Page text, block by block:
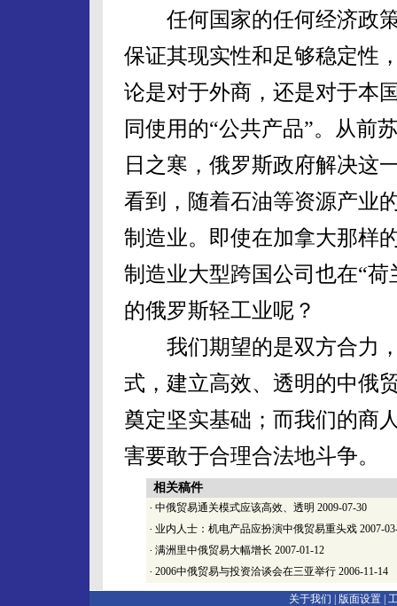
任何国家的任何经济政策
保证其现实性和足够稳定性
论是对于外商，还是对于本
同使用的“公共产品”。从前
日之寒，俄罗斯政府解决这
看到，随着石油等资源产业
制造业。即使在加拿大那样
制造业大型跨国公司也在“
的俄罗斯轻工业呢？
我们期望的是双方合力，
式，建立高效、透明的中俄
奠定坚实基础；而我们的商
害要敢于合理合法地斗争。
相关稿件
· 中俄贸易通关模式应该高效、透明 2009-07-30
· 业内人士：机电产品应扮演中俄贸易重头戏 2007-
· 满洲里中俄贸易大幅增长 2007-01-12
· 2006中俄贸易与投资洽谈会在三亚举行 2006-11-14
关于我们 | 版面设置